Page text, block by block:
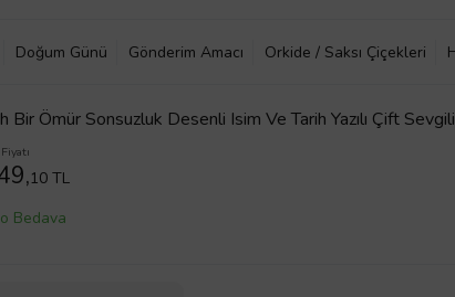
Doğum Günü Gönderim Amacı Orkide / Saksı Çiçekleri
Bir Ömür Sonsuzluk Desenli Isim Ve Tarih Yazılı Çift
10 TL
Bedava